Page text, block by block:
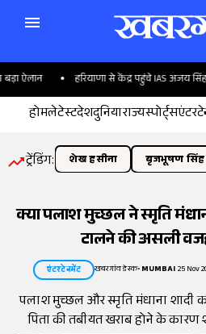
ऐलान हरियाणा से केंद्र पहुंचे IAS अजय सिंह
होमलेटेस्टदेशदुनियाराज्यस्पोर्ट्स
ट्रेंडिंग: शेख हसीना बृजभूषण सिंह
क्या पलाश मुच्छल ने स्मृति
टालने की असली
एंटरटेनमेंट खबरगांव डेस्क•MUMBAI25 Nov
पलाश मुच्छल और स्मृति मंधाना शादी
पिता की तबीयत खराब होने के कारण